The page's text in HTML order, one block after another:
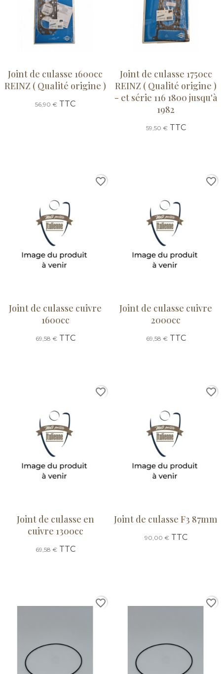
Joint de culasse 1600cc
REINZ ( Qualité origine )
56,90 € TTC
Joint de culasse 1750cc
REINZ ( Qualité origine )
- et série 116 1800 jusqu'à
1982
59,50 €TTC
Joint de culasse cuivre
1600cc
69,58 €TTC
favorite_border
Joint de culasse cuivre
2000cc
69,58 €TTC
favorite_border
Joint de culasse en
cuivre 1300cc
69,58 €TTC
favorite_border
Joint de culasse F3 87mm
90,00 €TTC
favorite_border
favorite_border favorite_border